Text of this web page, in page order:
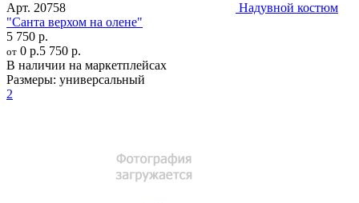
Арт. 20758
Надувной костюм
"Санта верхом на олене"
5 750 р.
от 0 р.5 750 р.
В наличии на маркетплейсах
Размеры: универсальный
2